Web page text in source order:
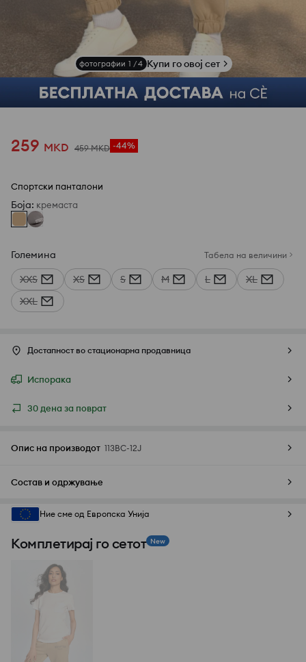
фотографии 1 /4 Купи го овој сет
259 MKD 459 MKD -44%
Спортски панталони
Боја: кремаста
Големина Табела на величини
XXS XS S M L
XL
XXL
Достапност во стационарна продавница
Испорака
30 дена за поврат
Опис на производот 113BC-12J
Состав и одржување
Ние сме од Европска Унија
Комплетирај го сетот New